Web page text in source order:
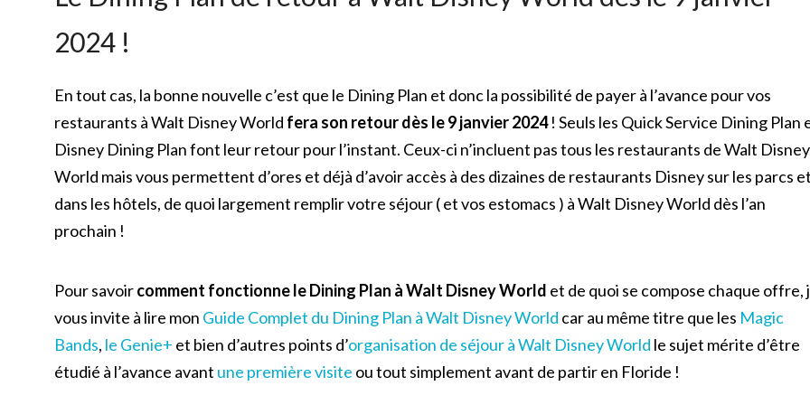
2024 !
En tout cas, la bonne nouvelle c’est que le Dining Plan et donc la possibilité de payer à l’avance pour vos
restaurants à Walt Disney World fera son retour dès le 9 janvier 2024! Seuls les Quick Service Dining Plan
Disney Dining Plan font leur retour pour l’instant. Ceux-ci n’incluent pas tous les restaurants de Walt Disney
World mais vous permettent d’ores et déjà d’avoir accès à des dizaines de restaurants Disney sur les parcs et
dans les hôtels, de quoi largement remplir votre séjour ( et vos estomacs ) à Walt Disney World dès l’an
prochain !
Pour savoircomment fonctionne le Dining Plan à Walt Disney World et de quoi se compose chaque offre,
vous invite à lire mon Guide Complet du Dining Plan à Walt Disney World car au même titre que les Magic
Bands, le Genie+ et bien d’autres points d’organisation de séjour à Walt Disney World le sujet mérite d’être
étudié à l’avance avant une première visite ou tout simplement avant de partir en Floride !